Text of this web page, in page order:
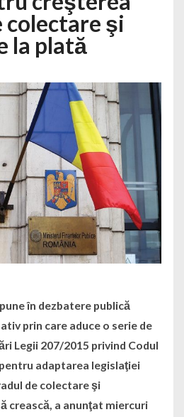
colectare şi
la plată
în dezbatere publică
prin care aduce o serie de
Legii 207/2015 privind Codul
adaptarea legislaţiei
de colectare şi
crească, a anunţat miercuri